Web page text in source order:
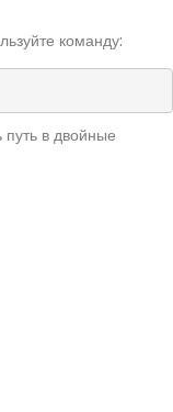
команду:
путь в двойные